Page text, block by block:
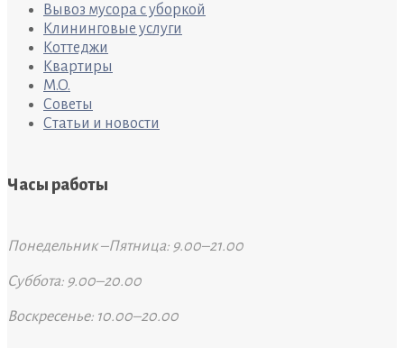
Вывоз мусора с уборкой
Клининговые услуги
Коттеджи
Квартиры
M.O.
Советы
Статьи и новости
Часы работы
Понедельник –Пятница: 9.00–21.00
Суббота: 9.00–20.00
Воскресенье: 10.00–20.00